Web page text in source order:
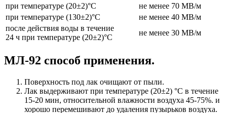
при температуре (20±2)°С
не менее 70 МВ/м
при температуре (130±2)°С
не менее 40 МВ/м
после действия воды в течение
24 ч при температуре (20±2)°С
не менее 30 МВ/м
МЛ-92 способ применения.
Поверхность под лак очищают от пыли.
Лак выдерживают при температуре (20±2) °С в течение
15-20 мин, относительной влажности воздуха 45-75%. и
хорошо перемешивают до удаления пузырьков воздуха.